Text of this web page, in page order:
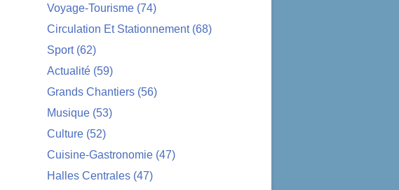
Voyage-Tourisme (74)
Circulation Et Stationnement(68)
Sport(62)
Actualité (59)
Grands Chantiers (56)
Musique (53)
Culture (52)
Cuisine-Gastronomie (47)
Halles Centrales (47)